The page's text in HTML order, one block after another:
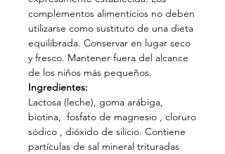
complementos alimenticios no deben
utilizarse como sustituto de una dieta
equilibrada. Conservar en lugar seco
y fresco. Mantener fuera del alcance
de los niños más pequeños.
Ingredientes:
Lactosa (leche), goma arábiga,
biotina, fosfato de magnesio , cloruro
sódico , dióxido de silicio. Contiene
partículas de sal mineral trituradas